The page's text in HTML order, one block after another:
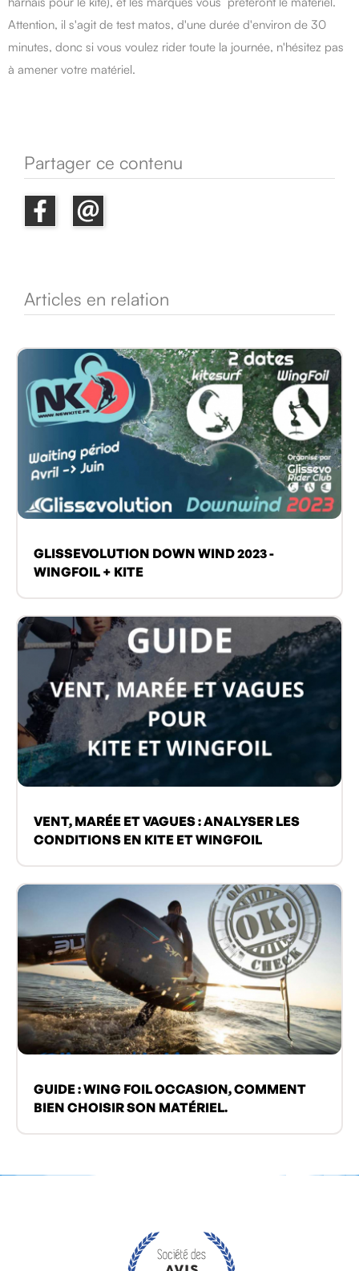
Attention, il s'agit de test matos, d'une durée d'environ de 30
minutes, donc si vous voulez rider toute la journée, n'hésitez pas
à amener votre matériel.
Partager ce contenu
Articles en relation
GLISSEVOLUTION DOWN WIND 2023 -
WINGFOIL + KITE
VENT, MARÉE ET VAGUES : ANALYSER LES
CONDITIONS EN KITE ET WINGFOIL
GUIDE : WING FOIL OCCASION, COMMENT
BIEN CHOISIR SON MATÉRIEL.